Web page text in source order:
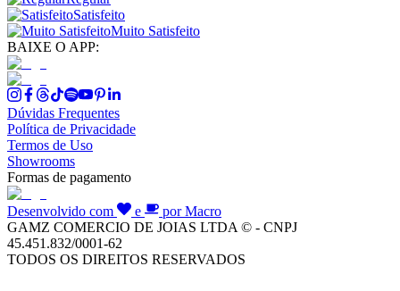
Satisfeito
Muito Satisfeito
BAIXE O APP:
Dúvidas Frequentes
Política de Privacidade
Termos de Uso
Showrooms
Formas de pagamento
Desenvolvido com e
por Macro
GAMZ COMERCIO DE JOIAS LTDA © - CNPJ
45.451.832/0001-62
TODOS OS DIREITOS RESERVADOS